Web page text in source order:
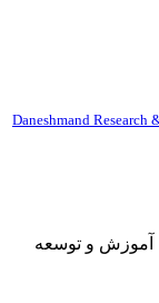
Daneshmand Research
آموزش و توسعه